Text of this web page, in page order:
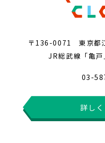
〒136-0071 東京都
JR総武線「亀
03-
詳し